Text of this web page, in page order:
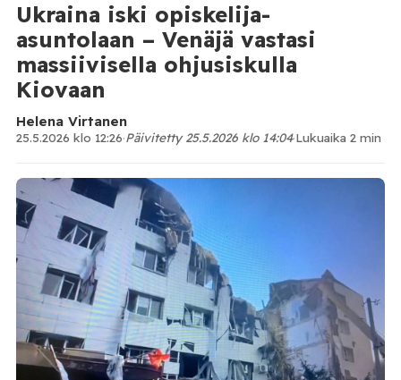
Ukraina iski opiskelija-
asuntolaan – Venäjä vastasi
massiivisella ohjusiskulla
Kiovaan
Helena Virtanen
25.5.2026 klo 12:26·Päivitetty 25.5.2026 klo 14:04·Lukuaika 2 min